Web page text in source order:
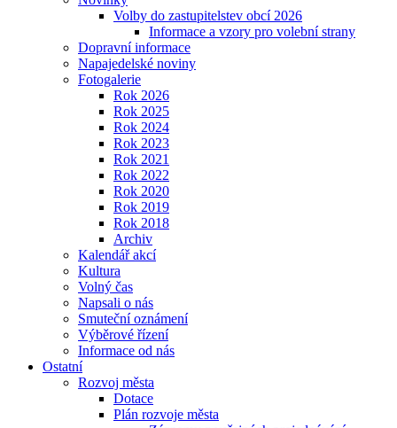
Volby do zastupitelstev obcí 2026
Informace a vzory pro volební strany
Dopravní informace
Napajedelské noviny
Fotogalerie
Rok 2026
Rok 2025
Rok 2024
Rok 2023
Rok 2021
Rok 2022
Rok 2020
Rok 2019
Rok 2018
Archiv
Kalendář akcí
Kultura
Volný čas
Napsali o nás
Smuteční oznámení
Výběrové řízení
Informace od nás
Ostatní
Rozvoj města
Dotace
Plán rozvoje města